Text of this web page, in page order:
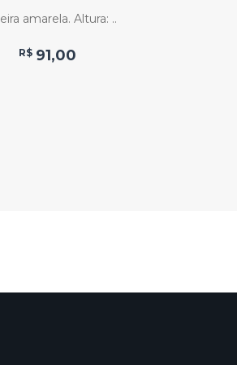
amarela. Altura: ..
R$ 91,00